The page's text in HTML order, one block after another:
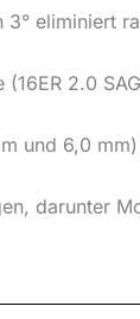
eliminiert
(16ER 2.0
und 6,0
darunter